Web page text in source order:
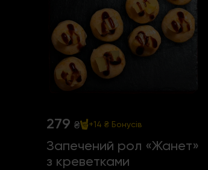
279 ₴ +14 ₴ Бонусів
Запечений рол «Жанет»
з креветками